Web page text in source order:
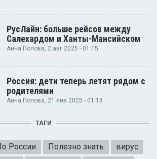
РусЛайн: больше рейсов между
Салехардом и Ханты-Мансийском
Анна Попова , 2 авг 2025 - 01:15
Россия: дети теперь летят рядом с
родителями
Анна Попова, 21 янв 2025 - 01:18
ТАГИ
России Полезно знать
вирус